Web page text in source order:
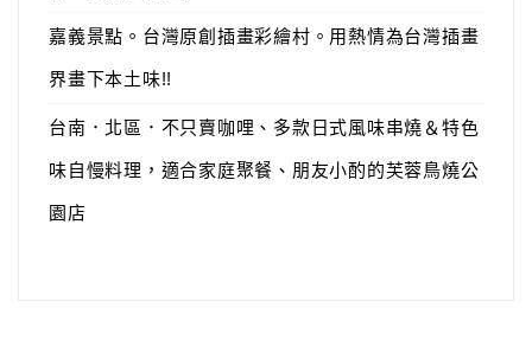
嘉義景點。台灣原創插畫彩繪村。用熱情為台灣插畫
界畫下本土味!!
台南．北區．不只賣咖哩、多款日式風味串燒＆特色
味自慢料理，適合家庭聚餐、朋友小酌的芙蓉鳥燒公
園店